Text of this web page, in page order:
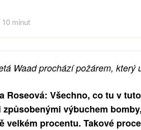
minut
Waad prochází požárem, který
Roseová: Všechno, co tu v
způsobenými výbuchem
velkém procentu. Takové